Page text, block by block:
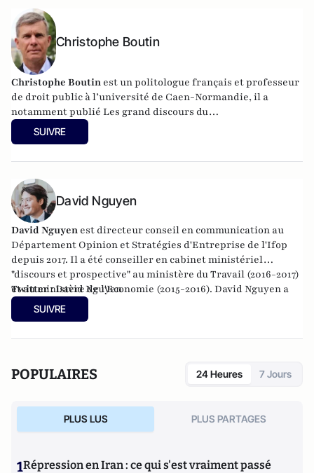
Christophe Boutin
Christophe Boutin est un politologue français et professeur
de droit public à l’université de Caen-Normandie, il a
notamment publié Les grand discours du
XXe siècle(Flammarion 2009) et co-dirigé
du conservatisme
du Pont-Neuf.
SUIVRE
David Nguyen
David Nguyen est directeur conseil en communication au
Département Opinion et Stratégies d'Entreprise de l'Ifop
depuis 2017. Il a été conseiller en cabinet ministériel
"discours et prospective" au ministère du Travail (2016-2017)
et au ministère de l'Economie (2015-2016). David Nguyen a
également occupé la fonction de consultant en
communication chez Global Conseil (2012-2015). Il est
Twitter :David Nguyen
SUIVRE
POPULAIRES 24 Heures 7 Jours
PLUS LUS PLUS PARTAGES
1Répression en Iran : ce qui s'est vraiment passé